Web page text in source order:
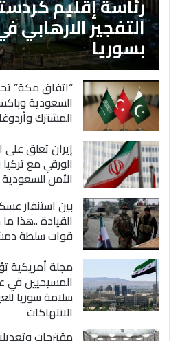
التفجير الارهابي
بسوريا
“اتفاق مكة”
السعودية
المشترك
إيران تعلق
الورقي مع
الأمن للسعودية
بين استنفار
القيادة ..هذا
قوات سلطة
مجلة أمريكية
المسيحيين
سلامة سوريا
الانتهاكات
مقترحات